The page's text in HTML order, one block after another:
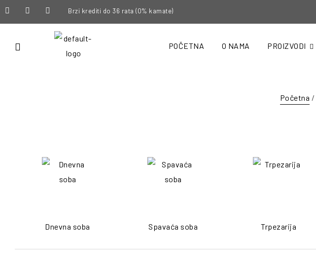
Brzi krediti do 36 rata (0% kamate)
POČETNA O NAMA PROIZVODI
Početna /
Dnevna soba Spavaća soba Trpezarija